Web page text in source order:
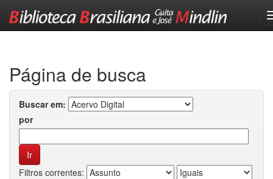
Página de busca
Buscar em:
por
Filtros correntes: